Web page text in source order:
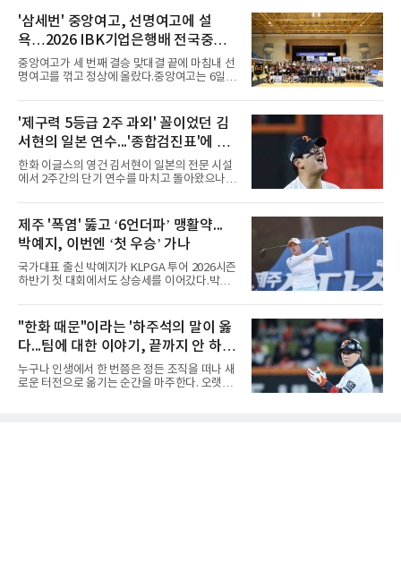
폭염, 부상 등 변수가 늘어나는 현실에서 현재
팀당 144경기 체제가 과연 지속 가능한지 질문
을 던졌다.물론 144경기가 세계적으로 특별히
많은 숫자는 아니다. 메이저리그는 팀당 162경
기, 일본프로야구도 143~144경기를 치른다. 숫
자만 놓고 보면 KBO가 유난히 혹사 구조라고 말
비교하기 어려울 정도로 폭염이 길어지고 강해
지고 있다. 여기에 장마, 이
'삼세번' 중앙여고, 선명여고에 설
욕…2026 IBK기업은행배 전국중고
배구대회 우승
중앙여고가 세 번째 결승 맞대결 끝에 마침내 선
명여고를 꺾고 정상에 올랐다.중앙여고는 6일
행배 전국중고배구대회 18세 이하 여자부 결승
에서 선명여고를 세트스코어 3-1(13-25, 25-14,
25-17, 25-10)로 물리치고 우승을 차지했다.첫
세트를 13-25로 내주며 불안하게 출발한 중앙여
고는 이후 조직력을 되찾아 2세트부터 경기 주
도권을 완전히 장악했다. 강한 서브와 탄탄한 수
비를 앞세워 내리 세 세트를 따내며 짜릿한 역전
권대회 결승에서 모두 선명여고에 패해 준우승
에 머물렀다. 그러나 세 번째
'제구력 5등급 2주 과외' 꼴이었던 김
서현의 일본 연수...'종합검진표'에 불
과
한화 이글스의 영건 김서현이 일본의 전문 시설
에서 2주간의 단기 연수를 마치고 돌아왔으나,
출하며 야구 팬들과 전문가들 사이에 씁쓸한 뒷
맛을 남기고 있다.출국 당시만 해도 선수의 고질
적인 제구 문제를 해결할 특효약이 될 것처럼 포
장되었던 이번 연수는, 뚜껑을 열어보니 '제구력
5등급에게 2주짜리 족집게 과외를 붙여 1등급을
기대한 꼴'이었다는 냉정한 평가를 피하기 어렵
게 됐다.야구에서 투수의 제구력은 오랜 시간 투
오차나 하체 활용의 불균형은 수백, 수천 번의
교정 훈련과 실전 피드
제주 '폭염' 뚫고 ‘6언더파’ 맹활약...
박예지, 이번엔 ‘첫 우승’ 가나
국가대표 출신 박예지가 KLPGA 투어 2026시즌
하반기 첫 대회에서도 상승세를 이어갔다.박예
서 열린 KLPGA 투어 제주삼다수 마스터스 1라
운드에서 보기 없이 버디만 6개를 잡아내며 6언
더파 66타를 쳤다. 박예지는 서어진, 신다인과
선두권을 형성했다.이날 경기가 열린 테디밸리
골프앤리조트 역시 전국적 폭염을 피해가지 못
했다. 대회장의 최고 기온은 35도에 달했다. 섬
지역 특성상 습도가 높아 체감온도는 더 높게 느
"한화 때문"이라는 '하주석의 말이 옳
다...팀에 대한 이야기, 끝까지 안 하는
게 도리
누구나 인생에서 한 번쯤은 정든 조직을 떠나 새
로운 터전으로 옮기는 순간을 마주한다. 오랫동